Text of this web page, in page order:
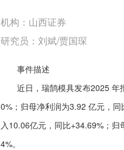
机构：山西证券
研究员：刘斌/贾国琛
事件描述
近日，瑞鹄模具发布2025 年
0%；归母净利润为3.92 亿元，
入10.06亿元，同比+34.69%；
4%。